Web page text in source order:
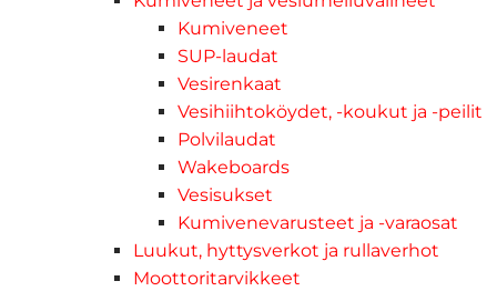
Kumiveneet
SUP-laudat
Vesirenkaat
Vesihiihtoköydet, -koukut ja -peilit
Polvilaudat
Wakeboards
Vesisukset
Kumivenevarusteet ja -varaosat
Luukut, hyttysverkot ja rullaverhot
Moottoritarvikkeet